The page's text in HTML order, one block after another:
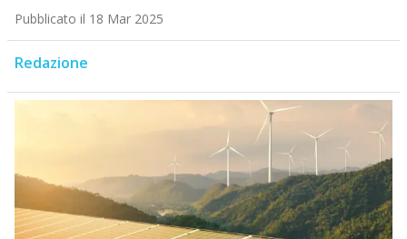
Pubblicato il 18 Mar 2025
Redazione